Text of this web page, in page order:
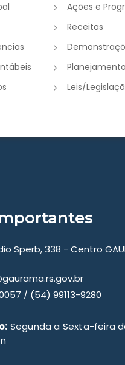
Ações e
Receitas
Leis/
Sperb, 338 - Centro
/ (54) 99113-9280
Segunda a Sexta-feira